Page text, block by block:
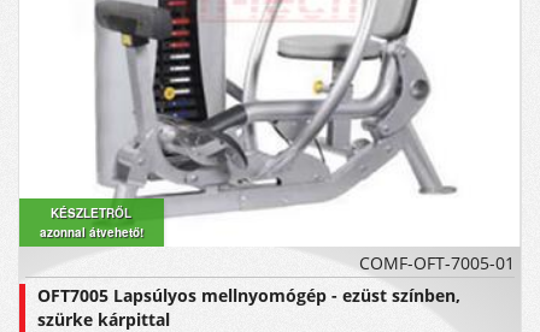
KÉSZLETRŐL
azonnal átvehető!
COMF-OFT-7005-01
OFT7005 Lapsúlyos mellnyomógép - ezüst színben,
szürke kárpittal